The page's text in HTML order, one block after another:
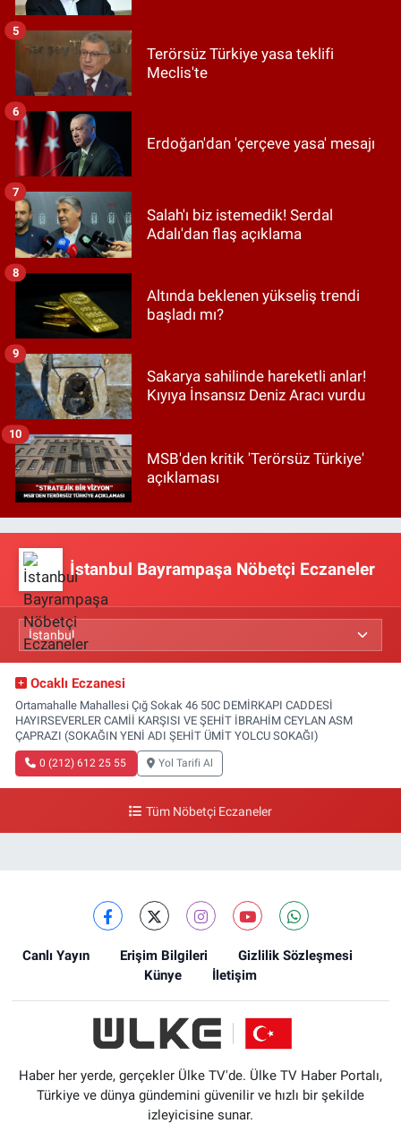
Terörsüz Türkiye yasa teklifi
Meclis'te
5
Erdoğan'dan 'çerçeve yasa' mesajı
6
Salah'ı biz istemedik! Serdal
Adalı'dan flaş açıklama
7
Altında beklenen yükseliş trendi
başladı mı?
8
Sakarya sahilinde hareketli anlar!
Kıyıya İnsansız Deniz Aracı vurdu
9
MSB'den kritik 'Terörsüz Türkiye'
açıklaması
10
İstanbul Bayrampaşa Nöbetçi Eczaneler
Ocaklı Eczanesi
Ortamahalle Mahallesi Çığ Sokak 46 50C DEMİRKAPI CADDESİ
HAYIRSEVERLER CAMİİ KARŞISI VE ŞEHİT İBRAHİM CEYLAN ASM
ÇAPRAZI (SOKAĞIN YENİ ADI ŞEHİT ÜMİT YOLCU SOKAĞI)
0 (212) 612 25 55 Yol Tarifi Al
Tüm Nöbetçi Eczaneler
Canlı Yayın Erişim Bilgileri
Gizlilik Sözleşmesi
Künye
İletişim
Haber her yerde, gerçekler Ülke TV'de. Ülke TV Haber Portalı,
Türkiye ve dünya gündemini güvenilir ve hızlı bir şekilde
izleyicisine sunar.